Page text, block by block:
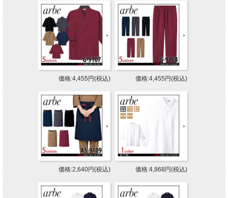
価格:4,455円(税込) 価格:4,455円(税込)
価格:2,640円(税込) 価格:4,868円(税込)